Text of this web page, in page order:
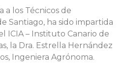
a los Técnicos de
Santiago, ha sido impartida
ICIA – Instituto Canario de
la Dra. Estrella Hernández
Ingeniera Agrónoma.